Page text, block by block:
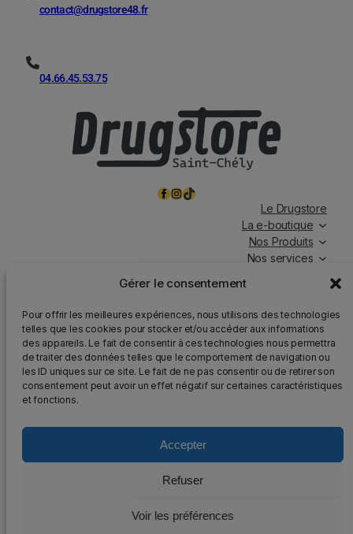
Gérer le consentement
Pour offrir les meilleures expériences, nous utilisons des technologies
telles que les cookies pour stocker et/ou accéder aux informations
des appareils. Le fait de consentir à ces technologies nous permettra
de traiter des données telles que le comportement de navigation ou
les ID uniques sur ce site. Le fait de ne pas consentir ou de retirer son
consentement peut avoir un effet négatif sur certaines caractéristiques
et fonctions.
Accepter
Refuser
Voir les préférences
contact@drugstore48.fr
04.66.45.53.75
FacebookInstagramTikTok
Le Drugstore
La e-boutique
Nos Produits
Nos services
les jours fériés.
Attention: Nous rappelons que la vente d’alcool est
strictement interdite aux mineurs, que l’abus d’alcool est
dangereux pour la santé et qu’il doit être consommé avec
modération.
2025 – Tous droits réservés au DrugStore48
Conception et développement :